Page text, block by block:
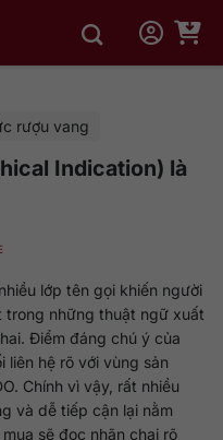
rượu vang
Indication) là
lớp tên gọi khiến người
trong những thuật ngữ xuất
Điểm đáng chú ý của
liên hệ rõ với vùng sản
Chính vì vậy, rất nhiều
và dễ tiếp cận lại nằm
sẽ đọc nhãn chai rõ